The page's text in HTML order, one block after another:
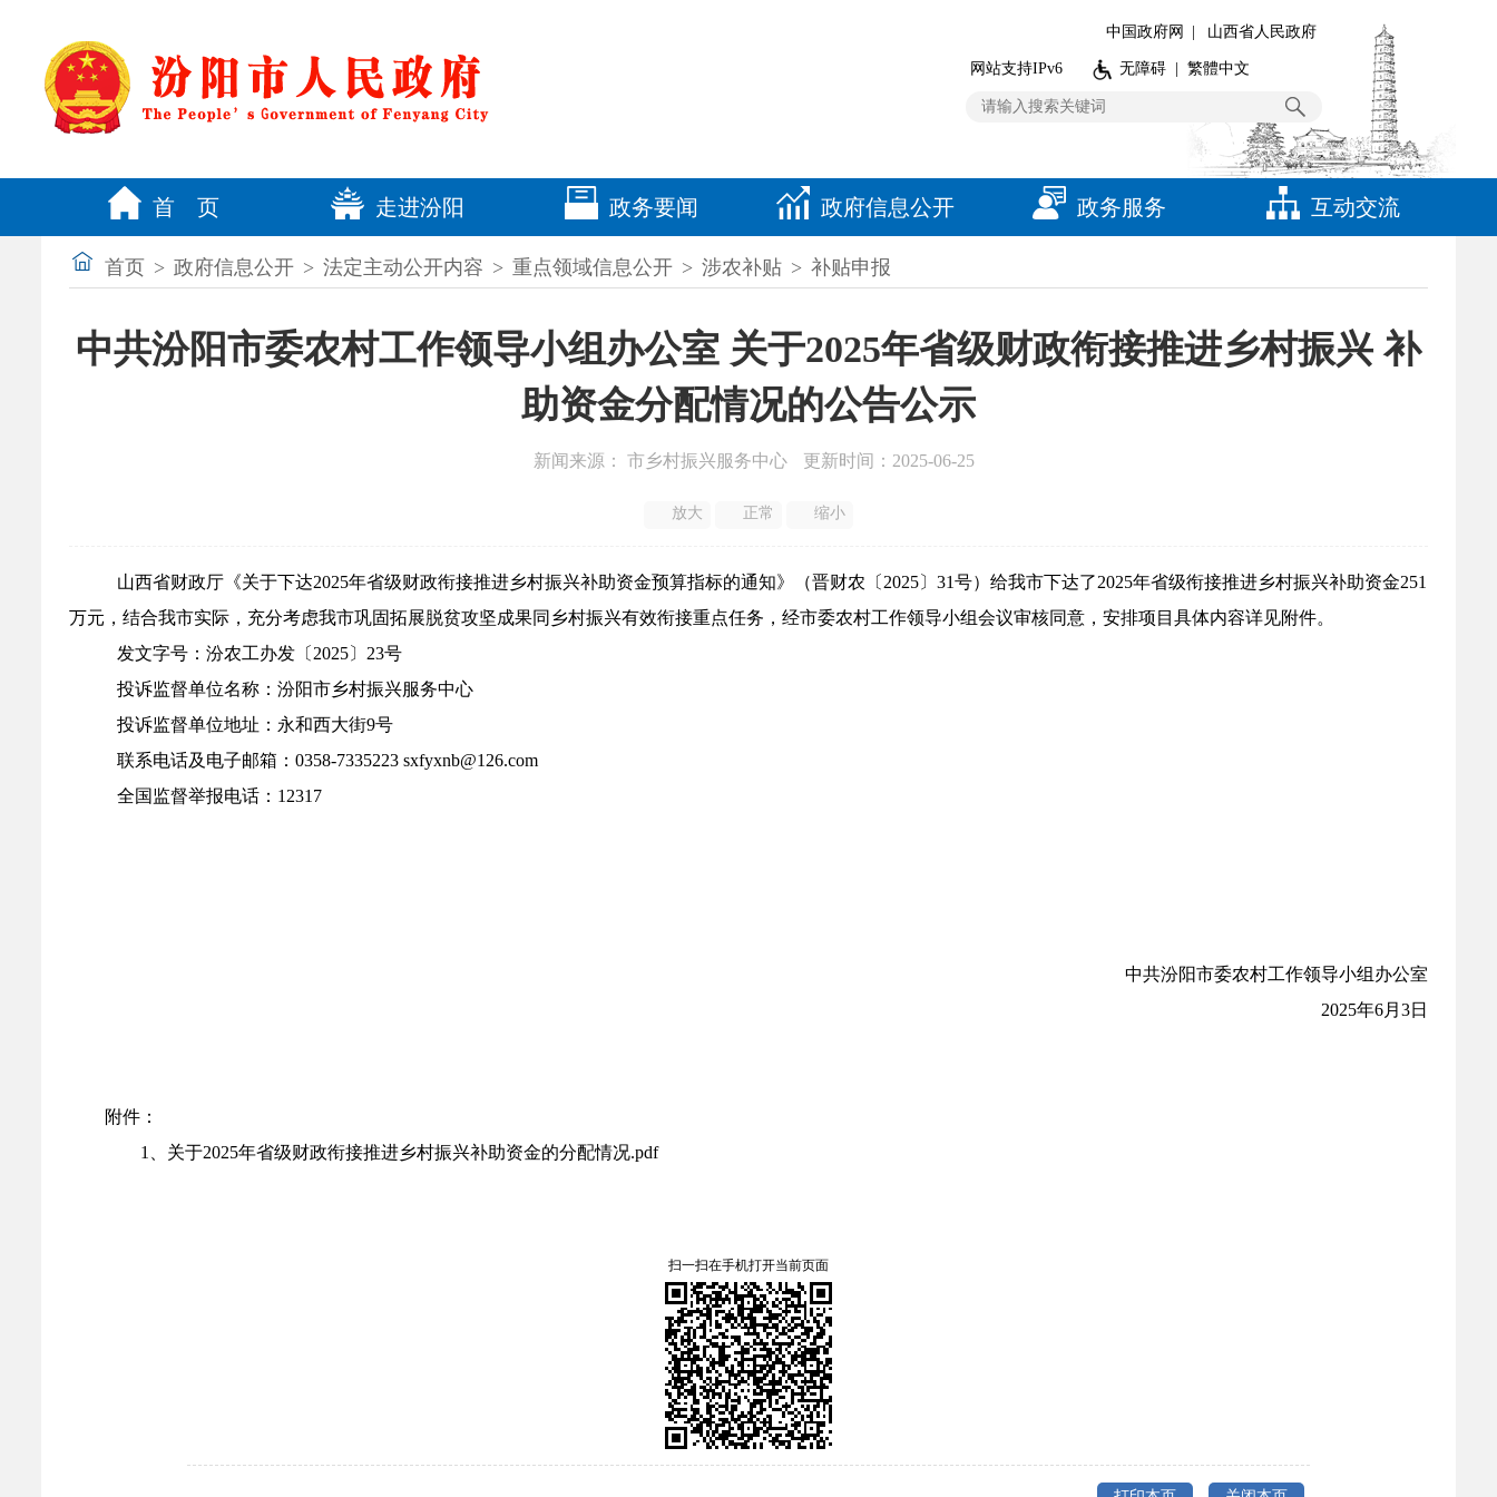
中国政府网 山西省人民政府
网站支持IPv6 无障碍 繁體中文
首 页 走进汾阳 政务要闻 政府信息公开 政务服务 互动交流
首页 > 政府信息公开 > 法定主动公开内容 > 重点领域信息公开 > 涉农补贴 > 补贴申报
中共汾阳市委农村工作领导小组办公室 关于2025年省级财政衔接推进乡村振兴 补
助资金分配情况的公告公示
新闻来源： 市乡村振兴服务中心 更新时间：2025-06-25
放大 正常 缩小
山西省财政厅《关于下达2025年省级财政衔接推进乡村振兴补助资金预算指标的通知》（晋财农〔 2025〕 31号）给我市下达了2025年省级衔接推进乡村振兴补助资金251
万元，结合我市实际，充分考虑我市巩固拓展脱贫攻坚成果同乡村振兴有效衔接重点任务，经市委农村工作领导小组会议审核同意，安排项目具体内容详见附件。
发文字号： 汾农工办发〔 2025〕 23号
投诉监督单位名称：汾阳市乡村振兴服务中心
投诉监督单位地址：永和西大街9号
联系电话及电子邮箱： 0358-7335223 sxfyxnb@126.com
全国监督举报电话： 12317
中共汾阳市委农村工作领导小组办公室
2025年6月 3日
附件：
1、 关于2025年省级财政衔接推进乡村振兴补助资金的分配情况.pdf
扫一扫在手机打开当前页面